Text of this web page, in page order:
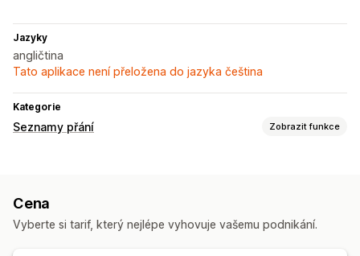
Jazyky
angličtina
Tato aplikace není přeložena do jazyka čeština
Kategorie
Seznamy přání Zobrazit funkce
Seznam přání hostů
Cena
Vyberte si tarif, který nejlépe vyhovuje vašemu podnikání.